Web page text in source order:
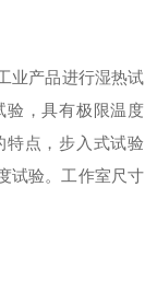
业产品进行湿热试
验，具有极限温度
特点，步入式试验
试验。工作室尺寸